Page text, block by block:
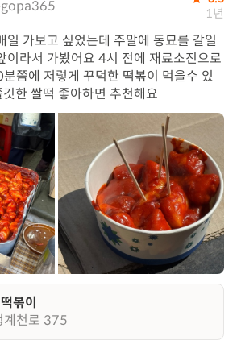
1년
일 가보고 싶었는데 주말에 동묘를 갈일
이라서 가봤어요 4시 전에 재료소진으로
쯤에 저렇게 꾸덕한 떡볶이 먹을수 있
한 쌀떡 좋아하면 추천해요
볶이
계천로 375